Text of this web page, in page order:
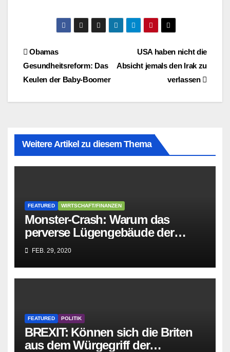
BeitragsnavigationUSA haben nicht die
Absicht jemals den Irak zu
verlassen
Obamas
Gesundheitsreform: Das
Keulen der Baby-Boomer
Weitere Artikel zu diesem Thema
FEATURED WIRTSCHAFT/FINANZEN
Monster-Crash: Warum das
perverse Lügengebäude der
Sozialisten in sich
zusammenbricht!
FEB. 29, 2020
FEATURED POLITIK
BREXIT: Können sich die Briten
aus dem Würgegriff der